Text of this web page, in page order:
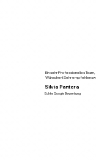
Ein sehr Professionelles
Wünschen! Sehr
Silvia Pantera
Echte Google Bewertung